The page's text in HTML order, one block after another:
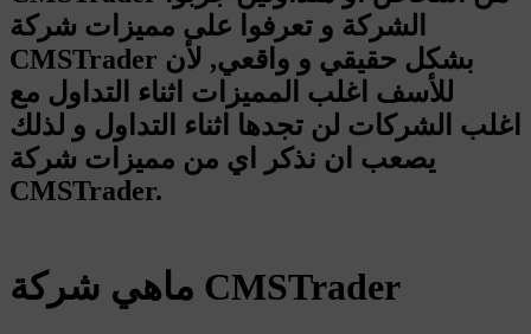
الشركة و تعرفوا على مميزات شركة
CMSTrader بشكل حقيقي و واقعي, لأن
للأسف اغلب المميزات اثناء التداول مع
اغلب الشركات لن تجدها اثناء التداول و لذلك
يصعب ان نذكر اي من مميزات شركة
CMSTrader.
ماهي شركة CMSTrader